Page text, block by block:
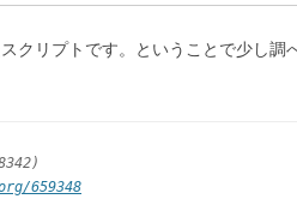
クリプトです。ということで少し調
659348